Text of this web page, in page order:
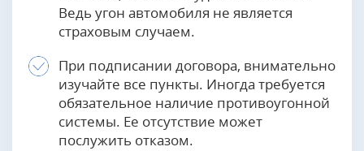
Ведь угон автомобиля не является
страховым случаем.
При подписании договора, внимательно
изучайте все пункты. Иногда требуется
обязательное наличие противоугонной
системы. Ее отсутствие может
послужить отказом.